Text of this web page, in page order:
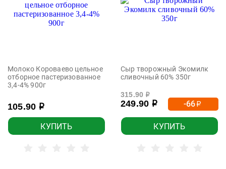
Молоко Короваево цельное
отборное пастеризованное
3,4-4% 900г
105.90 р
КУПИТЬ
Сыр творожный Экомилк
сливочный 60% 350г
315.90 р
249.90 р -66р
КУПИТЬ